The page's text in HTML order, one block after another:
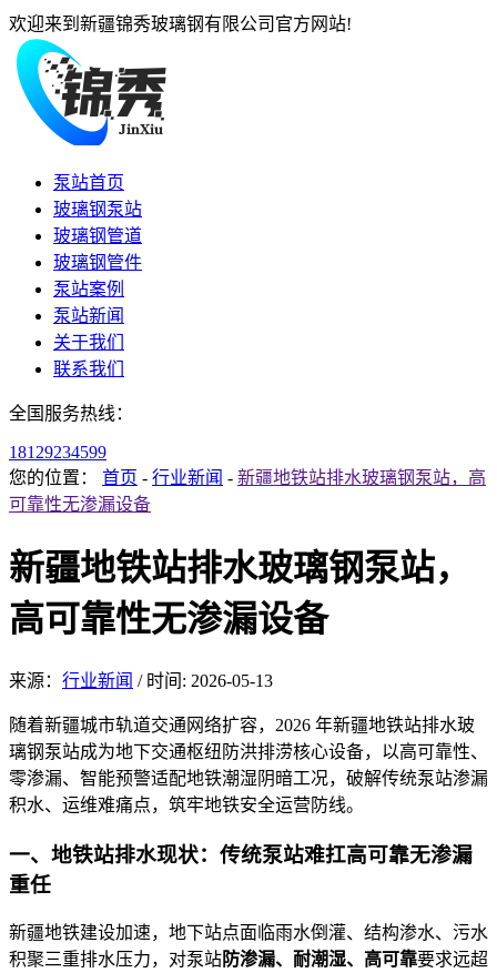
欢迎来到新疆锦秀玻璃钢有限公司官方网站!
泵站首页
玻璃钢泵站
玻璃钢管道
玻璃钢管件
泵站案例
泵站新闻
关于我们
联系我们
全国服务热线：
18129234599
您的位置： 首页 - 行业新闻 - 新疆地铁站排水玻璃钢泵站，高
可靠性无渗漏设备
新疆地铁站排水玻璃钢泵站，
高可靠性无渗漏设备
来源： 行业新闻 / 时间: 2026-05-13
随着新疆城市轨道交通网络扩容，2026 年新疆地铁站排水玻
璃钢泵站成为地下交通枢纽防洪排涝核心设备，以高可靠性、
零渗漏、智能预警适配地铁潮湿阴暗工况，破解传统泵站渗漏
积水、运维难痛点，筑牢地铁安全运营防线。
一、地铁站排水现状：传统泵站难扛高可靠无渗漏
重任
新疆地铁建设加速，地下站点面临雨水倒灌、结构渗水、污水
积聚三重排水压力，对泵站防渗漏、耐潮湿、高可靠要求远超